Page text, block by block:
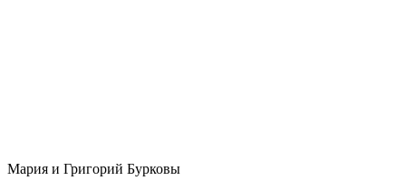
Мария и Григорий Бурковы